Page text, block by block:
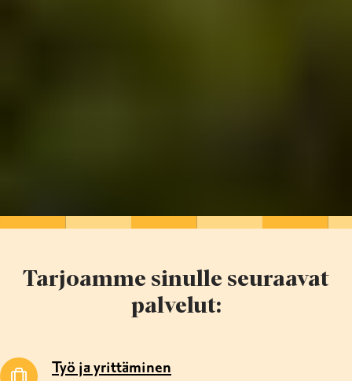
Tarjoamme sinulle seuraavat
palvelut:
Työ ja yrittäminen